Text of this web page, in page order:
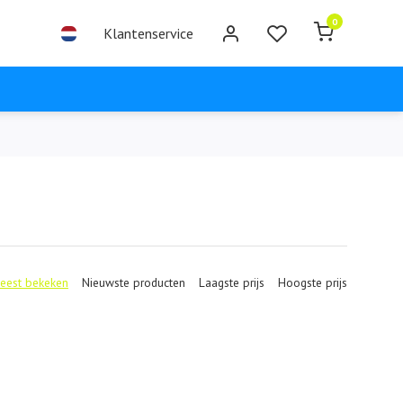
Klantenservice
0
bekeken Nieuwste producten Laagste prijs Hoogste prijs